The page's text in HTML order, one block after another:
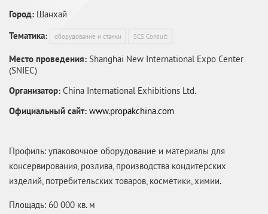
Город: Шанхай
Тематика:
оборудование и станки SCS Consult
Место проведения: Shanghai New International Expo Center
(SNIEC)
Организатор: China International Exhibitions Ltd.
Официальный сайт: www.propakchina.com
Профиль: упаковочное оборудование и материалы для
консервирования, розлива, производства кондитерских
изделий, потребительских товаров, косметики, химии.
Площадь: 60 000 кв. м